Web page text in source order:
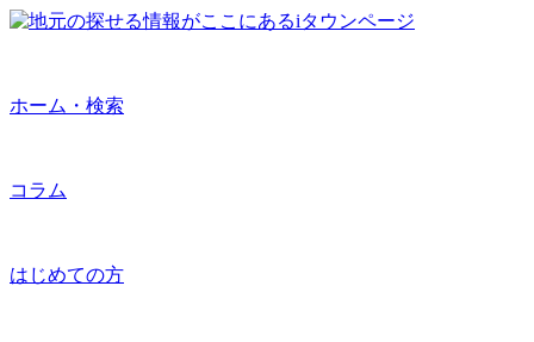
ホーム・検索
コラム
はじめての方